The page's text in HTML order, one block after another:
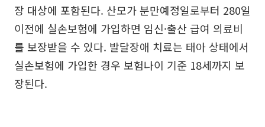
장 대상에 포함된다. 산모가 분만예정일로부터 280일
이전에 실손보험에 가입하면 임신·출산 급여 의료비
를 보장받을 수 있다. 발달장애 치료는 태아 상태에서
실손보험에 가입한 경우 보험나이 기준 18세까지 보
장된다.